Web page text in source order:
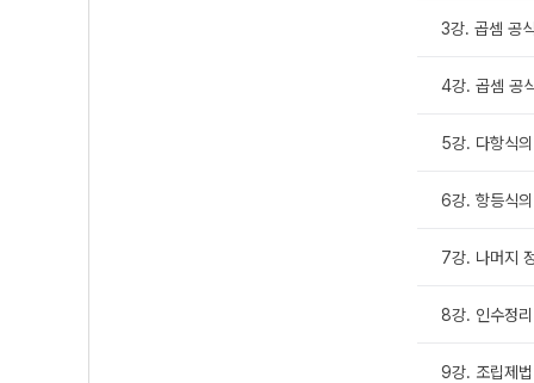
3강. 곱셈 공
4강. 곱셈 공
5강. 다항식
6강. 항등식
7강. 나머지
8강. 인수정리
9강. 조립제법